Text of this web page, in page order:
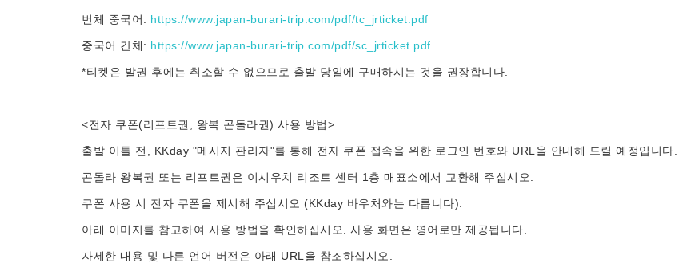
번체 중국어: https://www.japan-burari-trip.com/pdf/tc_jrticket.pdf
중국어 간체: https://www.japan-burari-trip.com/pdf/sc_jrticket.pdf
*티켓은 발권 후에는 취소할 수 없으므로 출발 당일에 구매하시는 것을 권장합니다.
<전자 쿠폰(리프트권, 왕복 곤돌라권) 사용 방법>
출발 이틀 전, KKday "메시지 관리자"를 통해 전자 쿠폰 접속을 위한 로그인 번호와 URL을 안내해 드릴 예정입니다.
곤돌라 왕복권 또는 리프트권은 이시우치 리조트 센터 1층 매표소에서 교환해 주십시오.
쿠폰 사용 시 전자 쿠폰을 제시해 주십시오 (KKday 바우처와는 다릅니다).
아래 이미지를 참고하여 사용 방법을 확인하십시오. 사용 화면은 영어로만 제공됩니다.
자세한 내용 및 다른 언어 버전은 아래 URL을 참조하십시오.